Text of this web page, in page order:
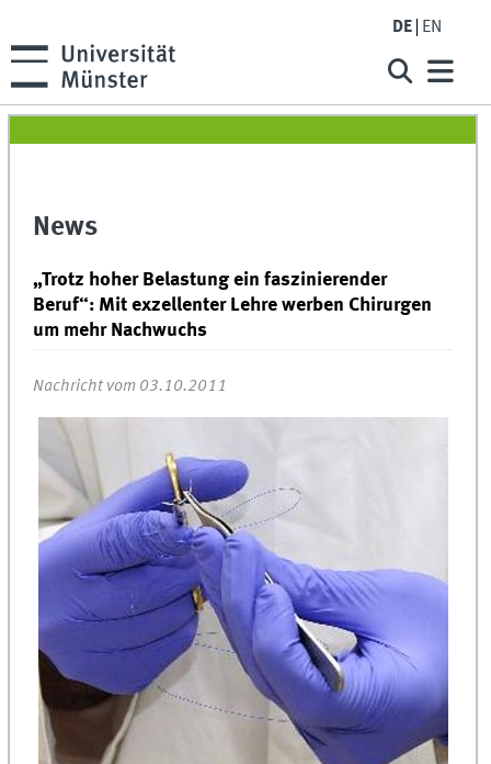
DE EN
News
„Trotz hoher Belastung ein faszinierender
Beruf“: Mit exzellenter Lehre werben Chirurgen
um mehr Nachwuchs
Nachricht vom 03.10.2011